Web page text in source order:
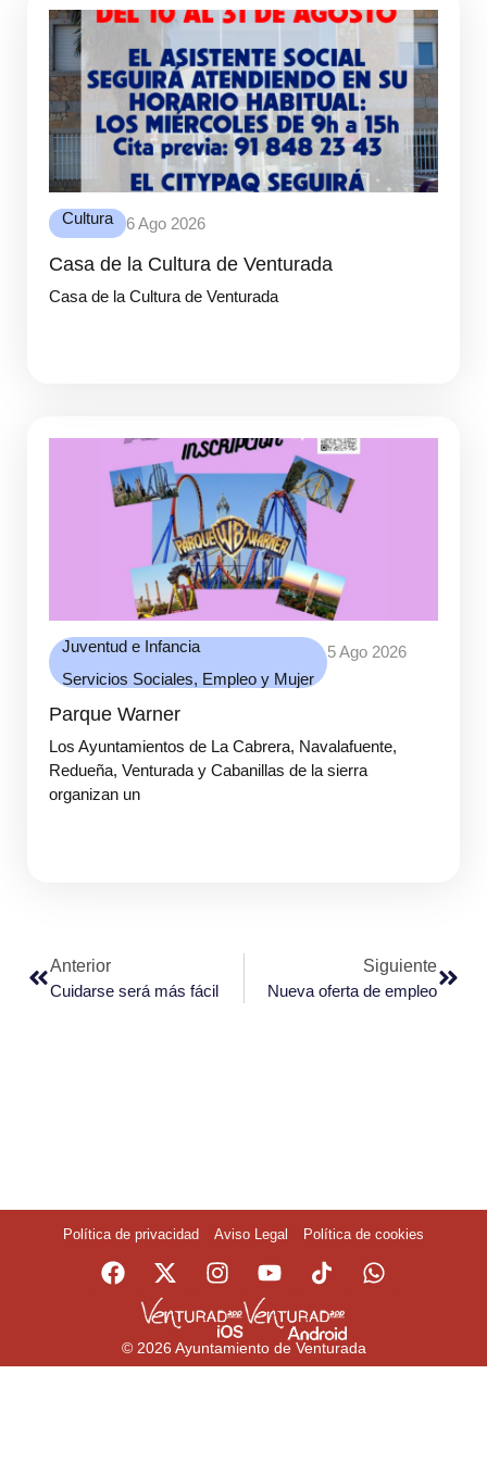
Cultura 6 Ago 2026
Casa de la Cultura de Venturada
Casa de la Cultura de Venturada
Juventud e Infancia
Servicios Sociales, Empleo y Mujer
5 Ago 2026
Parque Warner
Los Ayuntamientos de La Cabrera, Navalafuente,
Redueña, Venturada y Cabanillas de la sierra
organizan un
Anterior
Cuidarse será más fácil
Siguiente
Nueva oferta de empleo
Política de privacidad Aviso Legal Política de cookies
© 2026 Ayuntamiento de Venturada